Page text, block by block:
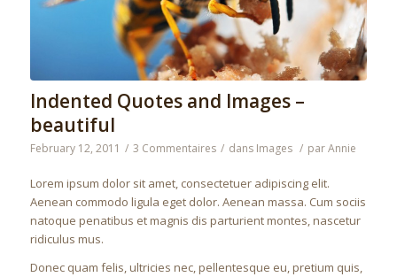
Indented Quotes and Images –
beautiful
February 12, 2011 / 3 Commentaires / dans Images / parAnnie
Lorem ipsum dolor sit amet, consectetuer adipiscing elit.
Aenean commodo ligula eget dolor. Aenean massa. Cum sociis
natoque penatibus et magnis dis parturient montes, nascetur
ridiculus mus.
Donec quam felis, ultricies nec, pellentesque eu, pretium quis,